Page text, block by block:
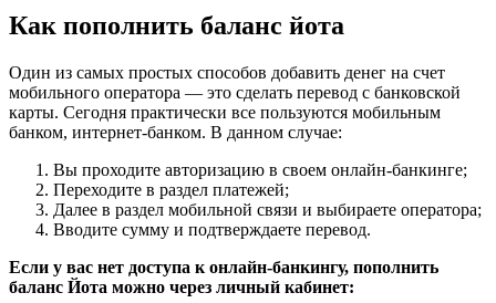
Как пополнить баланс йота
Один из самых простых способов добавить денег на счет
мобильного оператора — это сделать перевод с банковской
карты. Сегодня практически все пользуются мобильным
банком, интернет-банком. В данном случае:
Вы проходите авторизацию в своем онлайн-банкинге;
Переходите в раздел платежей;
Далее в раздел мобильной связи и выбираете оператора;
Вводите сумму и подтверждаете перевод.
Если у вас нет доступа к онлайн-банкингу, пополнить
баланс Йота можно через личный кабинет: